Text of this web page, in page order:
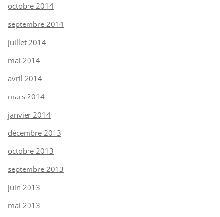
octobre 2014
septembre 2014
juillet 2014
mai 2014
avril 2014
mars 2014
janvier 2014
décembre 2013
octobre 2013
septembre 2013
juin 2013
mai 2013